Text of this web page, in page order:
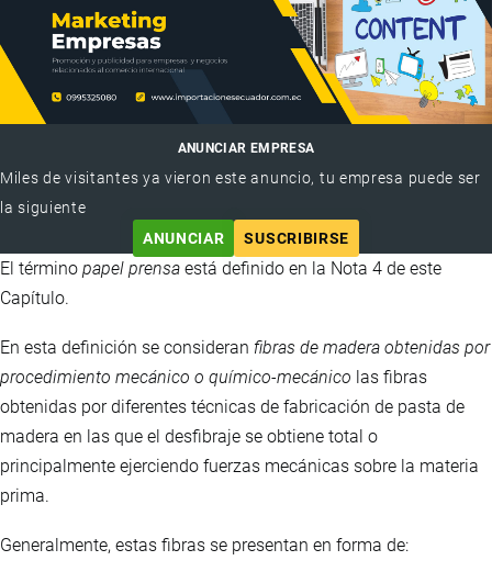
ANUNCIAR EMPRESA
Miles de visitantes ya vieron este anuncio, tu empresa puede ser
la siguiente
ANUNCIAR
SUSCRIBIRSE
El término papel prensa está definido en la Nota 4 de este
Capítulo.
En esta definición se consideran fibras de madera obtenidas por
procedimiento mecánico o químico-mecánico las fibras
obtenidas por diferentes técnicas de fabricación de pasta de
madera en las que el desfibraje se obtiene total o
principalmente ejerciendo fuerzas mecánicas sobre la materia
prima.
Generalmente, estas fibras se presentan en forma de: